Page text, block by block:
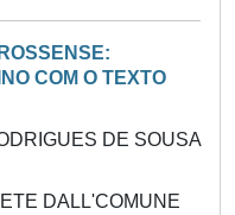
COM O TEXTO
DE SOUSA
DALL'COMUNE